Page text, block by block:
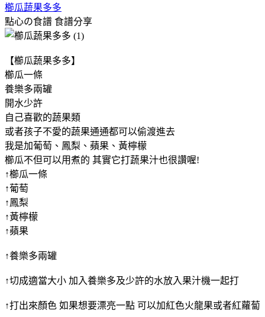
櫛瓜蔬果多多
點心の食譜 食譜分享
【櫛瓜蔬果多多】
櫛瓜一條
養樂多兩罐
開水少許
自己喜歡的蔬果類
或者孩子不愛的蔬果通通都可以偷渡進去
我是加葡萄、鳳梨、蘋果、黃檸檬
櫛瓜不但可以用煮的 其實它打蔬果汁也很讚喔!
↑櫛瓜一條
↑葡萄
↑鳳梨
↑黃檸檬
↑蘋果
↑養樂多兩罐
↑切成適當大小 加入養樂多及少許的水放入果汁機一起打
↑打出來顏色 如果想要漂亮一點 可以加紅色火龍果或者紅蘿蔔